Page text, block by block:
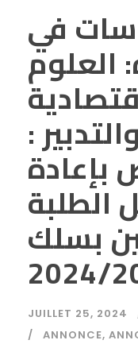
في
العلوم
:
بإعادة
الطلبة
بسلك
JUILLET 25, 2024
ANNONCE,